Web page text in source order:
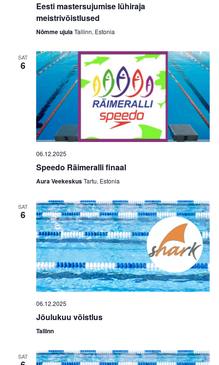
Eesti mastersujumise lühiraja
meistrivõistlused
Nõmme ujulaTallinn, Estonia
SAT
6
06.12.2025
Speedo Räimeralli finaal
Aura VeekeskusTartu, Estonia
SAT
6
06.12.2025
Jõulukuu võistlus
Tallinn
SAT